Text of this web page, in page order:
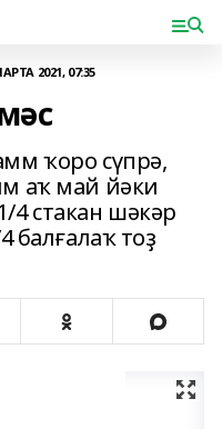
2021, 07:35
ҡоро сүпрә,
аҡ май йәки
4 стакан шәкәр
балғалаҡ тоҙ